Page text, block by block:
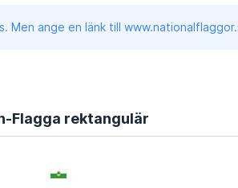
Men ange en länk till
Flagga rektangulär